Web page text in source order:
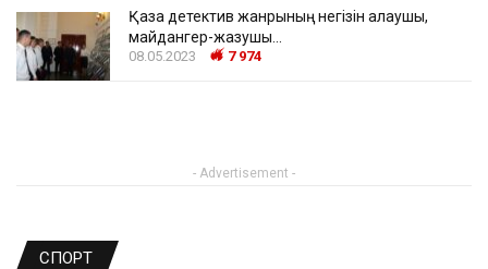
Қазақ детектив жанрының негізін қалаушы,
майдангер-жазушы…
08.05.2023 7 974
- Advertisement -
СПОРТ